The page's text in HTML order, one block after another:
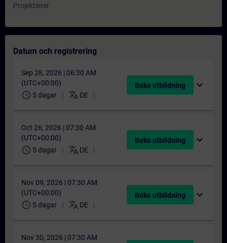
Projektierer
Datum och registrering
Sep 28, 2026 | 06:30 AM
(UTC+00:00)
schedule 5 dagar translate DE
Boka utbildning expand_more
Oct 26, 2026 | 07:30 AM
(UTC+00:00)
schedule 5 dagar translate DE
Boka utbildning expand_more
Nov 09, 2026 | 07:30 AM
(UTC+00:00)
schedule 5 dagar translate DE
Boka utbildning expand_more
Nov 30, 2026 | 07:30 AM